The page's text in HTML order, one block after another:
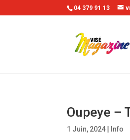
04 379 91 13
Oupeye –
1 Juin, 2024 Info